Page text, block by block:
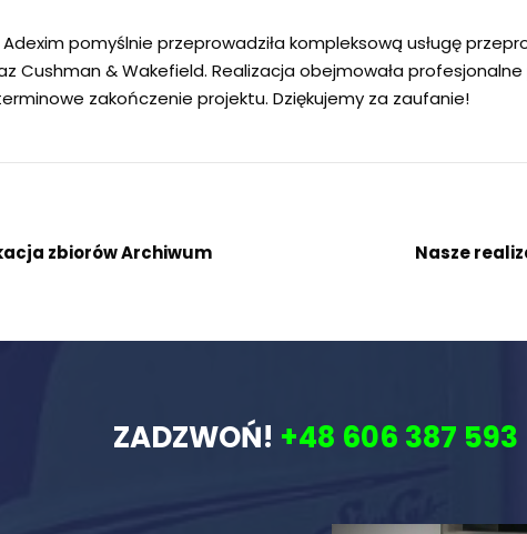
pomyślnie przeprowadziła kompleksową usługę
Cushman & Wakefield. Realizacja obejmowała
zakończenie projektu. Dziękujemy za zaufanie!
zbiorów Archiwum
Nasze
ZADZWOŃ! +48 606 387 593